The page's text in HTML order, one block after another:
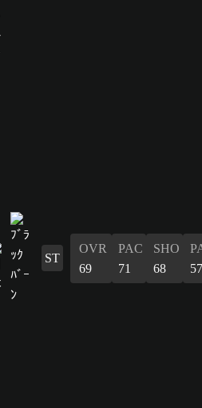
ST
OVR
69
PAC
71
SHO
68
57